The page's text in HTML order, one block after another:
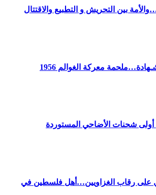
بين التحريش و التطبيع والاقتتال
معركة الغوالم 1956
شحنات الأضاحي المستوردة
على رقاب الغزاويين…أهل فلسطين في